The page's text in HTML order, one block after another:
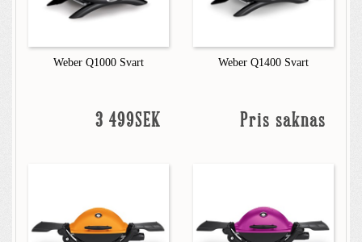
Weber Q1000 Svart
3 499SEK
Weber Q1400 Svart
Pris saknas